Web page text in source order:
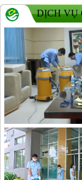
DỊCH VỤ